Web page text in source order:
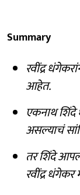
Summary
रवींद्र
आहेत.
एकनाथ शिंदे
असल्याचं
तर शिंदे
रवींद्र